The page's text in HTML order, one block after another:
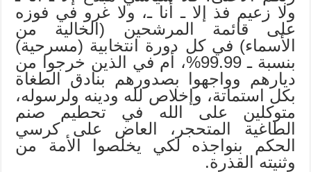
ولا زعيم فذ إلا ـ أنا ـ، ولا غرو في فوزه
على قائمة المرشحين (الخالية من
الأسماء) في كل دورة انتخابية (مسرحية)
بنسبة ـ 99.99%، أم في الذين خرجوا من
ديارهم وواجهوا بصدورهم بنادق الطغاة
بكل استماتة، وإخلاص لله ودينه ولرسوله،
متوكلين على الله في تحطيم صنم
الطاغية المتحجر، العاض على كرسي
الحكم بنواجذه لكي يخلصوا الأمة من
وثنيته القذرة.